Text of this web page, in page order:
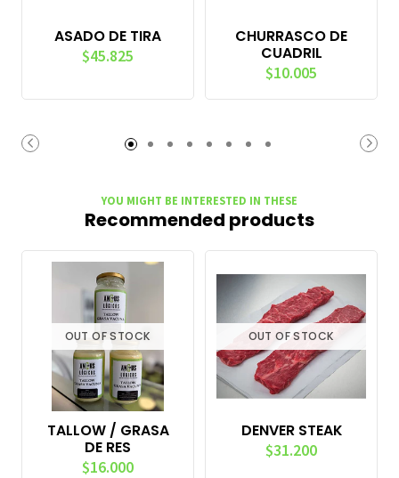
ASADO DE TIRA
$45.825
CHURRASCO DE
CUADRIL
$10.005
YOU MIGHT BE INTERESTED IN THESE
Recommended products
OUT OF STOCK
TALLOW / GRASA
DE RES
$16.000
OUT OF STOCK
DENVER STEAK
$31.200